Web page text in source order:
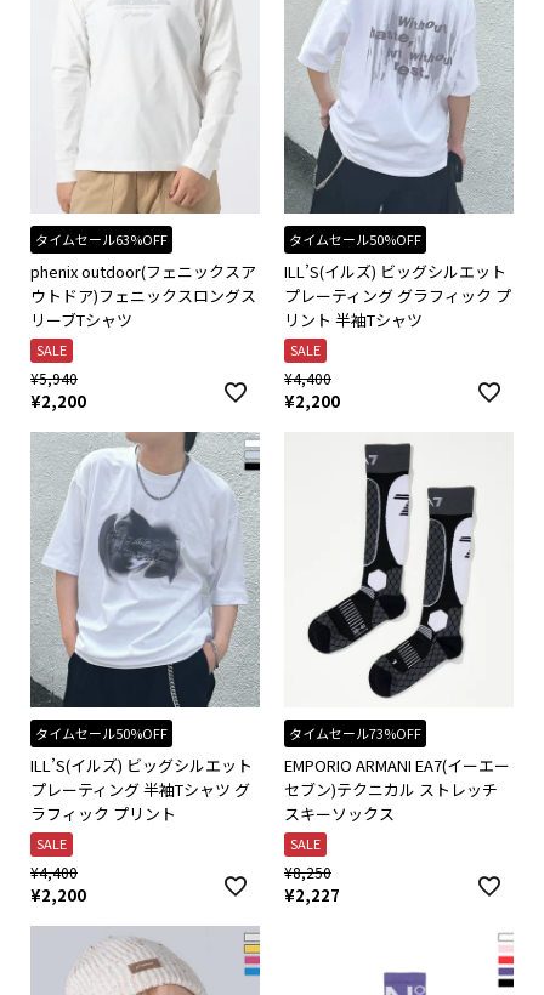
タイムセール63%OFF
phenix outdoor(フェニックスア
ウトドア)フェニックスロングス
リーブTシャツ
SALE
¥5,940
¥2,200
タイムセール50%OFF
ILL’S(イルズ) ビッグシルエット
プレーティング グラフィック プ
リント 半袖Tシャツ
SALE
¥4,400
¥2,200
タイムセール50%OFF
ILL’S(イルズ) ビッグシルエット
プレーティング 半袖Tシャツ グ
ラフィック プリント
SALE
¥4,400
¥2,200
タイムセール73%OFF
EMPORIO ARMANI EA7(イーエー
セブン)テクニカル ストレッチ
スキーソックス
SALE
¥8,250
¥2,227